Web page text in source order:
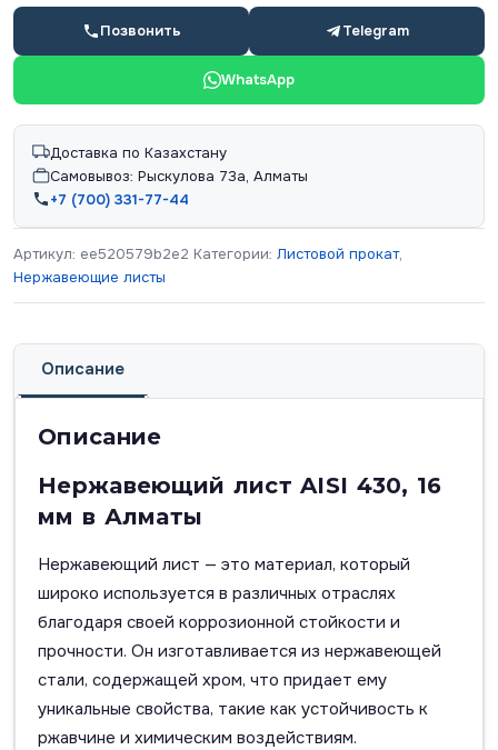
Позвонить Telegram
WhatsApp
Доставка по Казахстану
Самовывоз: Рыскулова 73а, Алматы
+7 (700) 331-77-44
Артикул: ee520579b2e2 Категории: Листовой прокат,
Нержавеющие листы
Описание
Описание
Нержавеющий лист AISI 430, 16
мм в Алматы
Нержавеющий лист — это материал, который
широко используется в различных отраслях
благодаря своей коррозионной стойкости и
прочности. Он изготавливается из нержавеющей
стали, содержащей хром, что придает ему
уникальные свойства, такие как устойчивость к
ржавчине и химическим воздействиям.